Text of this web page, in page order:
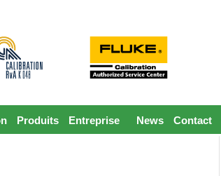
Produits Entreprise News Contact